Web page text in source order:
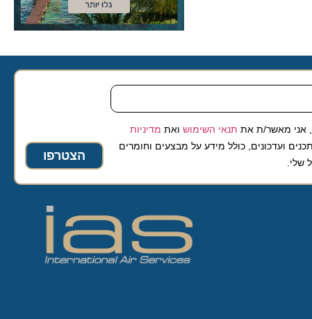
מאשר/ת אתתנאי השימושואת מדיניות
כולל מידע על מבצעים וחומרים
הצטרפו